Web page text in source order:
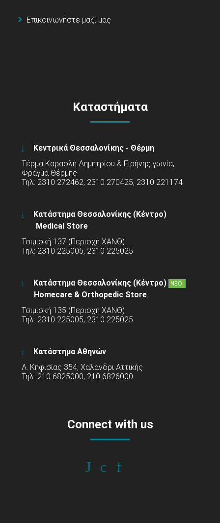
Επικοινωνήστε μαζί μας
Καταστήματα
Κεντρικά Θεσσαλονίκης - Θέρμη
Τέρμα Καραολή Δημητρίου & Ειρήνης γωνία,
Φράγμα Θέρμης
Τηλ: 2310 272462, 2310 270425, 2310 221174
Κατάστημα Θεσσαλονίκης (Κέντρο)
Medical Store
Τσιμισκή 137 (Περιοχή ΧΑΝΘ)
Τηλ: 2310 225005, 2310 225025
Κατάστημα Θεσσαλονίκης (Κέντρο) ΝΕΟ
Homecare & Orthopedic Store
Τσιμισκή 135 (Περιοχή ΧΑΝΘ)
Τηλ: 2310 225005, 2310 225025
Κατάστημα Αθηνών
Λ. Κηφισίας 354, Χαλάνδρι Αττικής
Τηλ: 210 6825000, 210 6826000
Connect with us